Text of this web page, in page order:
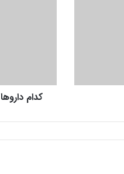
ه
ه
کدام